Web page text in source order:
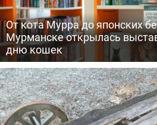
От кота Мурра до японских
Мурманске открылась
дню кошек